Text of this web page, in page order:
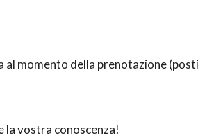
al momento della prenotazione
la vostra conoscenza!